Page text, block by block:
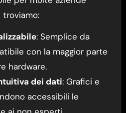
troviamo:
: Semplice da
con la maggior parte
hardware.
dei dati: Grafici e
accessibili le